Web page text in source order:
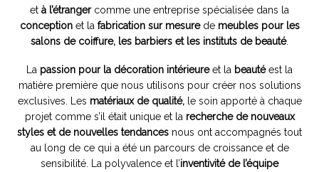
et à l’étrangercomme une entreprise spécialisée dans la
conceptionet la fabrication sur mesurede meubles pour les
salons de coiffure, les barbiers et les instituts de beauté.
La passion pour la décoration intérieureet la beautéest la
matière première que nous utilisons pour créer nos solutions
exclusives. Les matériaux de qualité,le soin apporté à chaque
projet comme s’il était unique et la recherche de nouveaux
styles et de nouvelles tendances nous ont accompagnés tout
au long de ce qui a été un parcours de croissance et de
sensibilité. La polyvalence et l’inventivité de l’équipe